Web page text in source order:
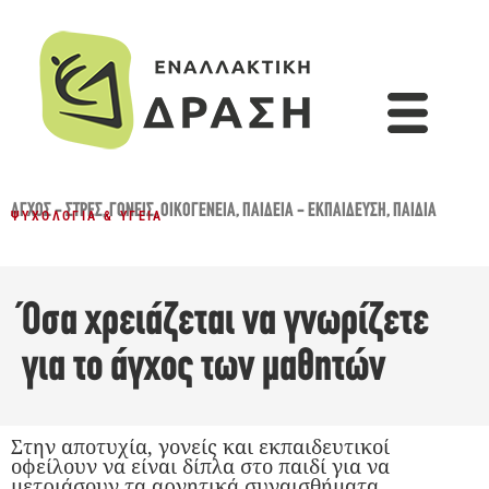
ΆΓΧΟΣ - ΣΤΡΕΣ,ΓΟΝΕΊΣ,ΟΙΚΟΓΈΝΕΙΑ,ΠΑΙΔΕΊΑ - ΕΚΠΑΊΔΕΥΣΗ,ΠΑΙΔΙΆ
ΨΥΧΟΛΟΓΊΑ & ΥΓΕΊΑ
Όσα χρειάζεται να γνωρίζετε
για το άγχος των μαθητών
Στην αποτυχία, γονείς και εκπαιδευτικοί
οφείλουν να είναι δίπλα στο παιδί για να